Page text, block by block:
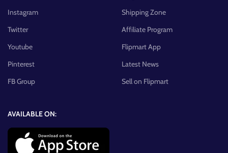
Instagram
Twitter
Youtube
Pinterest
FB Group
Shipping Zone
Affiliate Program
Flipmart App
Latest News
Sell on Flipmart
AVAILABLE ON: